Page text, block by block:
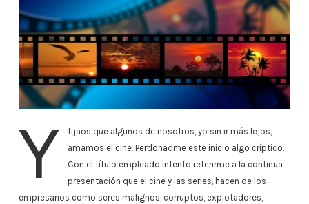
Y
fijaos que algunos de nosotros, yo sin ir más lejos,
amamos el cine. Perdonadme este inicio algo críptico.
Con el título empleado intento referirme a la continua
presentación que el cine y las series, hacen de los
empresarios como seres malignos, corruptos, explotadores,